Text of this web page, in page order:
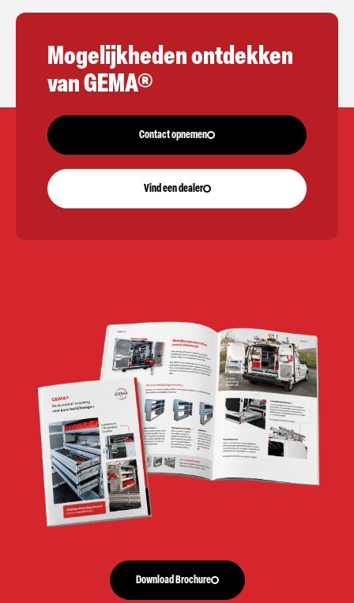
Mogelijkheden ontdekken
van GEMA®
Contact opnemen
Vind een dealer
Download Brochure